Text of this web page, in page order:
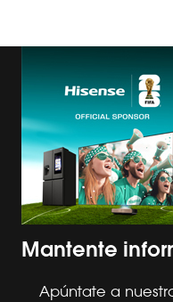
Mantente
Apúntate a